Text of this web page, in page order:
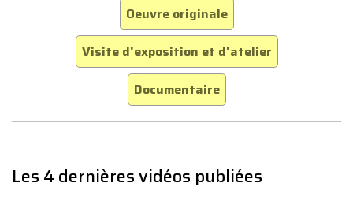
Oeuvre originale
Visite d'exposition et d'atelier
Documentaire
Les 4 dernières vidéos publiées